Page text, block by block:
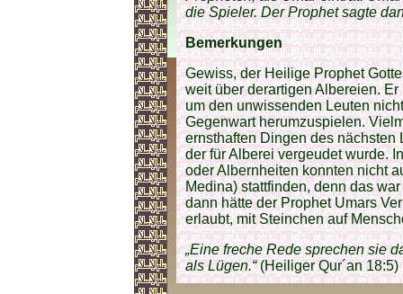
die Spieler. Der Prophet sagte
Bemerkungen
Gewiss, der Heilige Prophet
weit über derartigen Albereien.
um den unwissenden Leuten
Gegenwart herumzuspielen.
ernsthaften Dingen des nächsten
der für Alberei vergeudet wurde.
oder Albernheiten konnten nicht
Medina) stattfinden, denn das
dann hätte der Prophet Umars
erlaubt, mit Steinchen auf
„Eine freche Rede sprechen sie
als Lügen.“(Heiliger Qur´an 18:5)